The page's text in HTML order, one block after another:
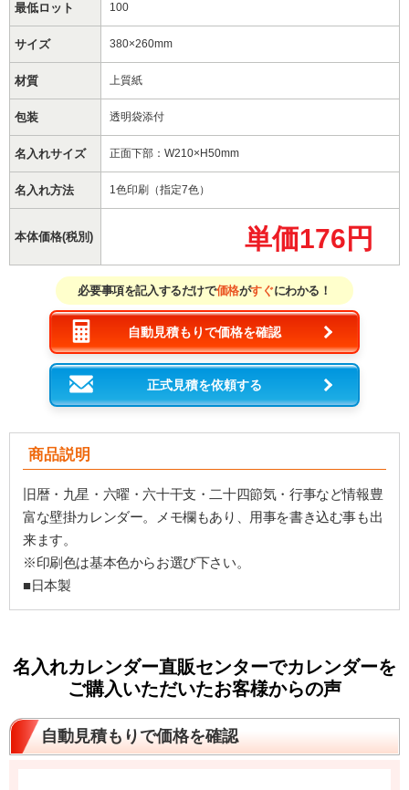
最低ロット 100
サイズ 380×260mm
材質 上質紙
包装 透明袋添付
名入れサイズ 正面下部：W210×H50mm
名入れ方法 1色印刷（指定7色）
本体価格(税別) 単価176円
必要事項を記入するだけで価格がすぐにわかる！
自動見積もりで価格を確認
正式見積を依頼する
商品説明
旧暦・九星・六曜・六十干支・二十四節気・行事など情報豊
富な壁掛カレンダー。メモ欄もあり、用事を書き込む事も出
来ます。
※印刷色は基本色からお選び下さい。
■日本製
名入れカレンダー直販センターでカレンダーを
ご購入いただいたお客様からの声
自動見積もりで価格を確認